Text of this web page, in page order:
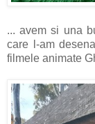
... avem si una
care l-am
filmele animate